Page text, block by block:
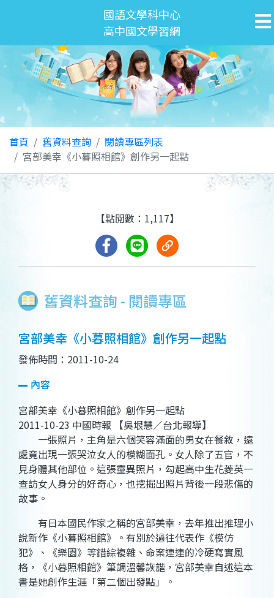
國語文學科中心
高中國文學習網
首頁 舊資料查詢
閱讀專區列表
宮部美幸《小暮照相館》創作另一起點
舊資料查詢 - 閱讀專區
【點閱數：1,117】
宮部美幸《小暮照相館》創作另一起點
發佈時間：2011-10-24
內容
宮部美幸《小暮照相館》創作另一起點
2011-10-23 中國時報 【吳垠慧／台北報導】
一張照片，主角是六個笑容滿面的男女在餐敘，遠
處竟出現一張哭泣女人的模糊面孔。女人除了五官，不
見身體其他部位。這張靈異照片，勾起高中生花菱英一
查訪女人身分的好奇心，也挖掘出照片背後一段悲傷的
故事。
有日本國民作家之稱的宮部美幸，去年推出推理小
說新作《小暮照相館》。有別於過往代表作《模仿
犯》、《樂園》等錯綜複雜、命案連連的冷硬寫實風
格，《小暮照相館》筆調溫馨詼諧，宮部美幸自述這本
書是她創作生涯「第二個出發點」。